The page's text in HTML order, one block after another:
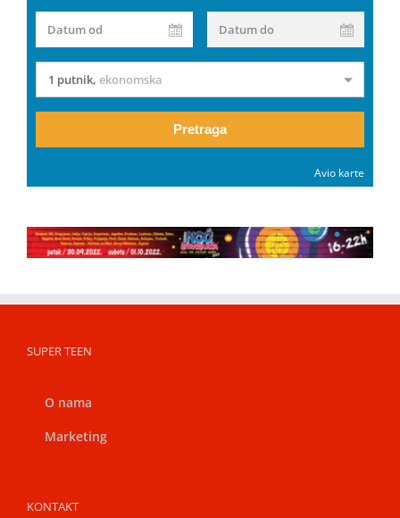
Datum od Datum do
1 putnik, ekonomska
Pretraga
Avio karte
SUPER TEEN
O nama
Marketing
KONTAKT